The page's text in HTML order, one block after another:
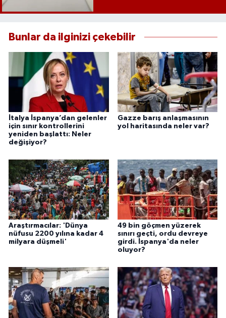
Bunlar da ilginizi çekebilir
İtalya İspanya’dan gelenler
için sınır kontrollerini
yeniden başlattı: Neler
değişiyor?
Gazze barış anlaşmasının
yol haritasında neler var?
Araştırmacılar: 'Dünya
nüfusu 2200 yılına kadar 4
milyara düşmeli'
49 bin göçmen yüzerek
sınırı geçti, ordu devreye
girdi. İspanya'da neler
oluyor?